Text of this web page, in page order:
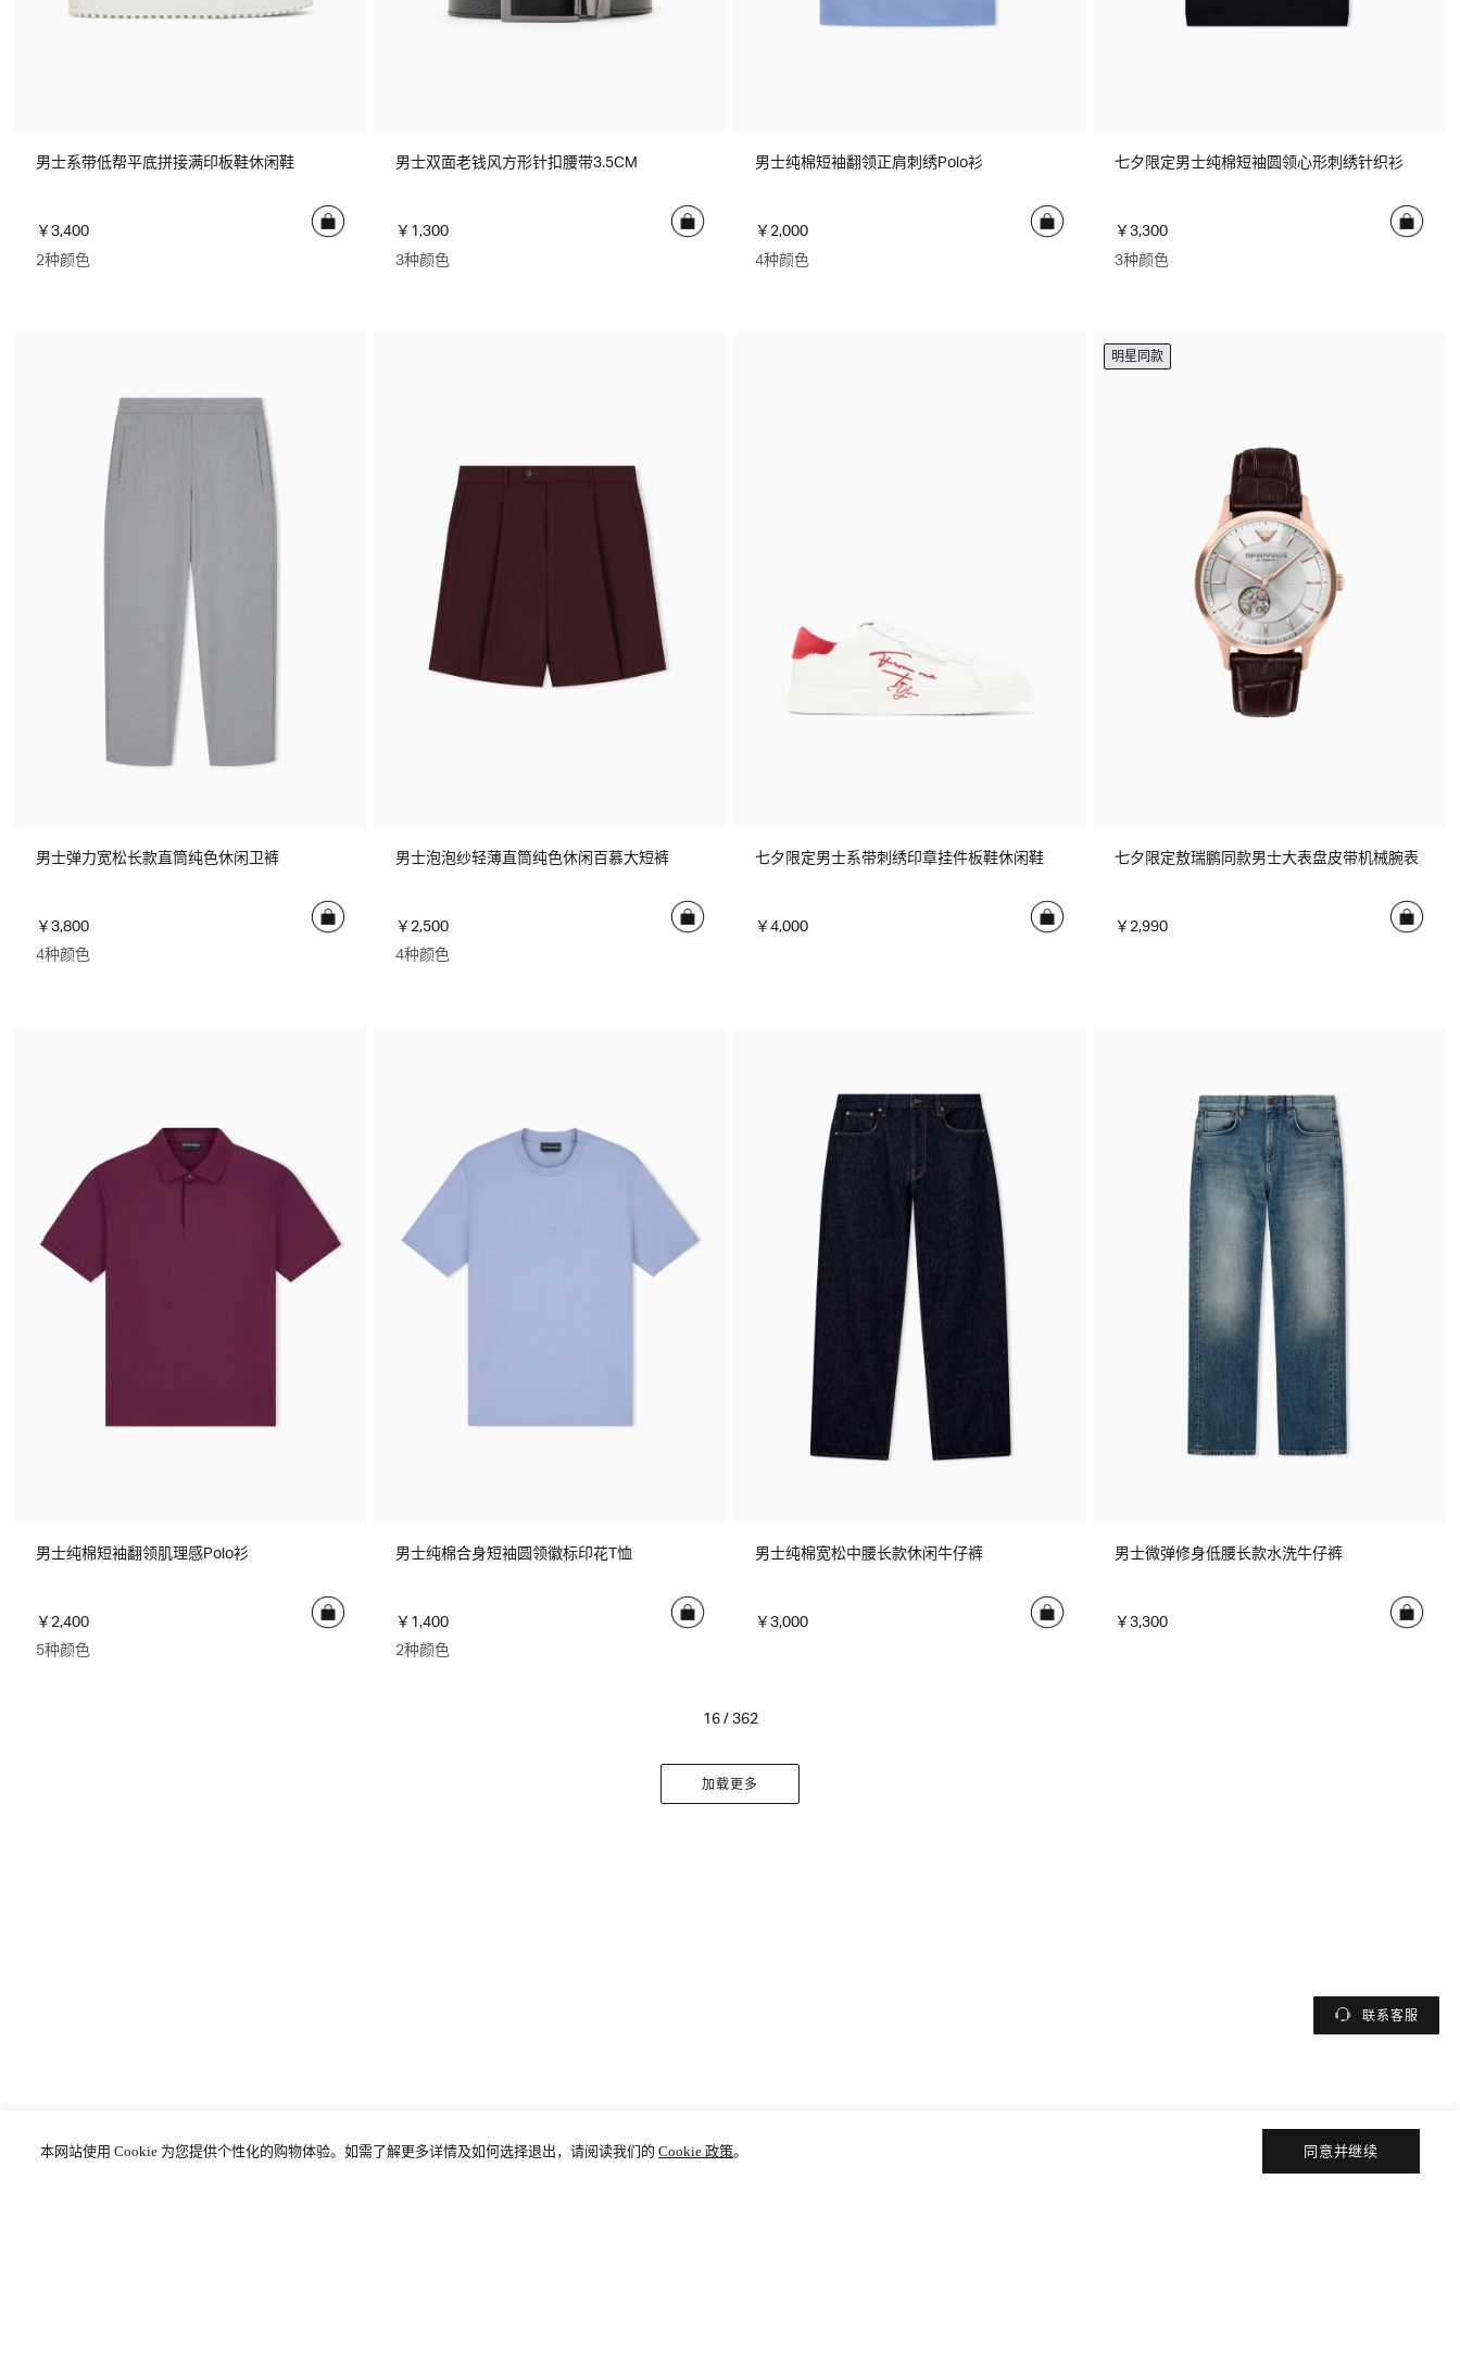
男士系带低帮平底拼接满印板鞋休闲鞋
￥3,400
2种颜色
男士双面老钱风方形针扣腰带3.5CM
￥1,300
3种颜色
男士纯棉短袖翻领正肩刺绣Polo衫
￥2,000
4种颜色
七夕限定男士纯棉短袖圆领心形刺绣针织衫
￥3,300
3种颜色
男士弹力宽松长款直筒纯色休闲卫裤
￥3,800
4种颜色
男士泡泡纱轻薄直筒纯色休闲百慕大短裤
￥2,500
4种颜色
七夕限定男士系带刺绣印章挂件板鞋休闲鞋
￥4,000
明星同款
七夕限定敖瑞鹏同款男士大表盘皮带机械腕表
￥2,990
男士纯棉短袖翻领肌理感Polo衫
￥2,400
5种颜色
男士纯棉合身短袖圆领徽标印花T恤
￥1,400
2种颜色
男士纯棉宽松中腰长款休闲牛仔裤
￥3,000
男士微弹修身低腰长款水洗牛仔裤
￥3,300
16 / 362
加载更多
本网站使用 Cookie 为您提供个性化的购物体验。如需了解更多详情及如何选择退出，请阅读我们的Cookie 政策。 同意并继续
联系客服